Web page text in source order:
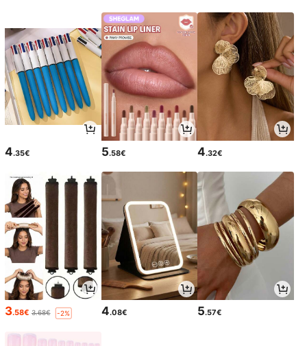
4.35€ 5.58€ 4.32€
3.58€ 3.68€ -2% 4.08€ 5.57€